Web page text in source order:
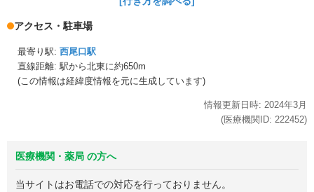
アクセス・駐車場
最寄り駅: 西尾口駅
直線距離: 駅から北東に約650m
(この情報は経緯度情報を元に生成しています)
情報更新日時: 2024年3月
(医療機関ID: 222452)
医療機関・薬局 の方へ
当サイトはお電話での対応を行っておりません。